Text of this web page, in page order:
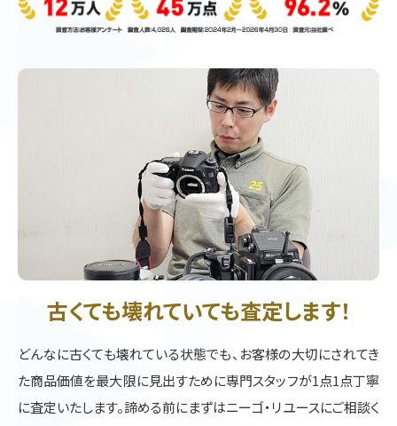
古くても壊れていても査定します！
どんなに古くても壊れている状態でも、お客様の大切にされてき
た商品価値を最大限に見出すために専門スタッフが1点1点丁寧
に査定いたします。諦める前にまずはニーゴ・リユースにご相談く